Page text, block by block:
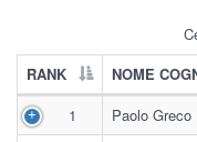
RANK
NOME
1
Paolo Greco